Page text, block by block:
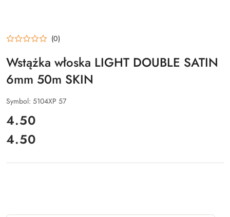
(0)
Wstążka włoska LIGHT DOUBLE SATIN
6mm 50m SKIN
Symbol: 5104XP 57
cena:
4.50
Cena:
4.50